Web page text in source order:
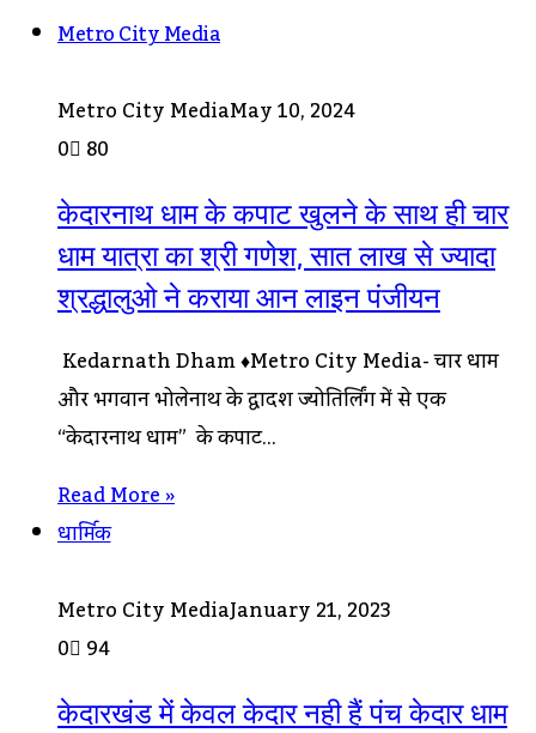
Metro City Media
Metro City MediaMay 10, 2024
0 80
केदारनाथ धाम के कपाट खुलने के साथ ही चार
धाम यात्रा का श्री गणेश, सात लाख से ज्यादा
श्रद्धालुओ ने कराया आन लाइन पंजीयन
Kedarnath Dham ♦Metro City Media- चार धाम
और भगवान भोलेनाथ के द्वादश ज्योतिर्लिंग में से एक
“केदारनाथ धाम” के कपाट…
Read More »
धार्मिक
Metro City MediaJanuary 21, 2023
0 94
केदारखंड में केवल केदार नही हैं पंच केदार धाम